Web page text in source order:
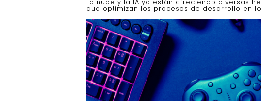
La nube y la IA ya están ofreciendo diversas
que optimizan los procesos de desarrollo en